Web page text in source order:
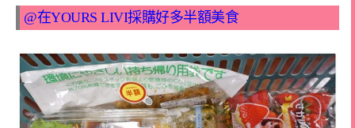
@在YOURS LIVI採購好多半額美食